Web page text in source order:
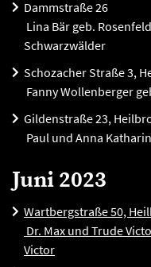
Dammstraße 26
Lina Bär geb.
Schwarzwälder
Schozacher Straße 3,
Fanny Wollenberger
Gildenstraße 23,
Paul und Anna
Juni 2023
Wartbergstraße 50,
Dr. Max und Trude
Victor